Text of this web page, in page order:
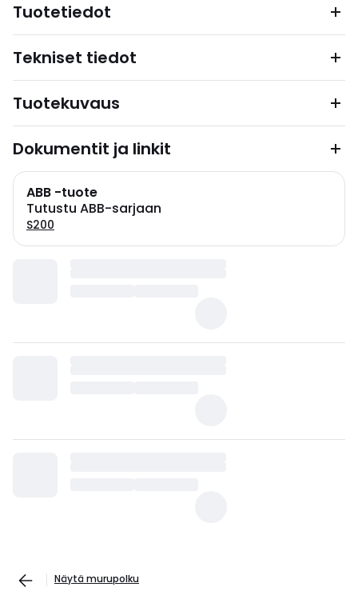
Tuotetiedot
Tekniset tiedot
Tuotekuvaus
Dokumentit ja linkit
ABB -tuote
Tutustu ABB-sarjaan
S200
Näytä murupolku